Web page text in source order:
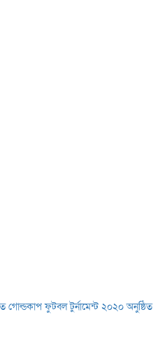
গোল্ডকাপ ফুটবল টুর্নামেন্ট ২০২০ অনুষ্ঠিত